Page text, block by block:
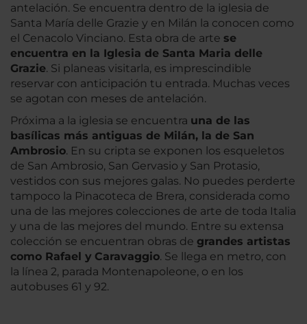
antelación. Se encuentra dentro de la iglesia de
Santa María delle Grazie y en Milán la conocen como
el Cenacolo Vinciano. Esta obra de arte se
encuentra en la Iglesia de Santa Maria delle
Grazie. Si planeas visitarla, es imprescindible
reservar con anticipación tu entrada. Muchas veces
se agotan con meses de antelación.
Próxima a la iglesia se encuentra una de las
basílicas más antiguas de Milán, la de San
Ambrosio. En su cripta se exponen los esqueletos
de San Ambrosio, San Gervasio y San Protasio,
vestidos con sus mejores galas. No puedes perderte
tampoco la Pinacoteca de Brera, considerada como
una de las mejores colecciones de arte de toda Italia
y una de las mejores del mundo. Entre su extensa
colección se encuentran obras de grandes artistas
como Rafael y Caravaggio. Se llega en metro, con
la línea 2, parada Montenapoleone, o en los
autobuses 61 y 92.